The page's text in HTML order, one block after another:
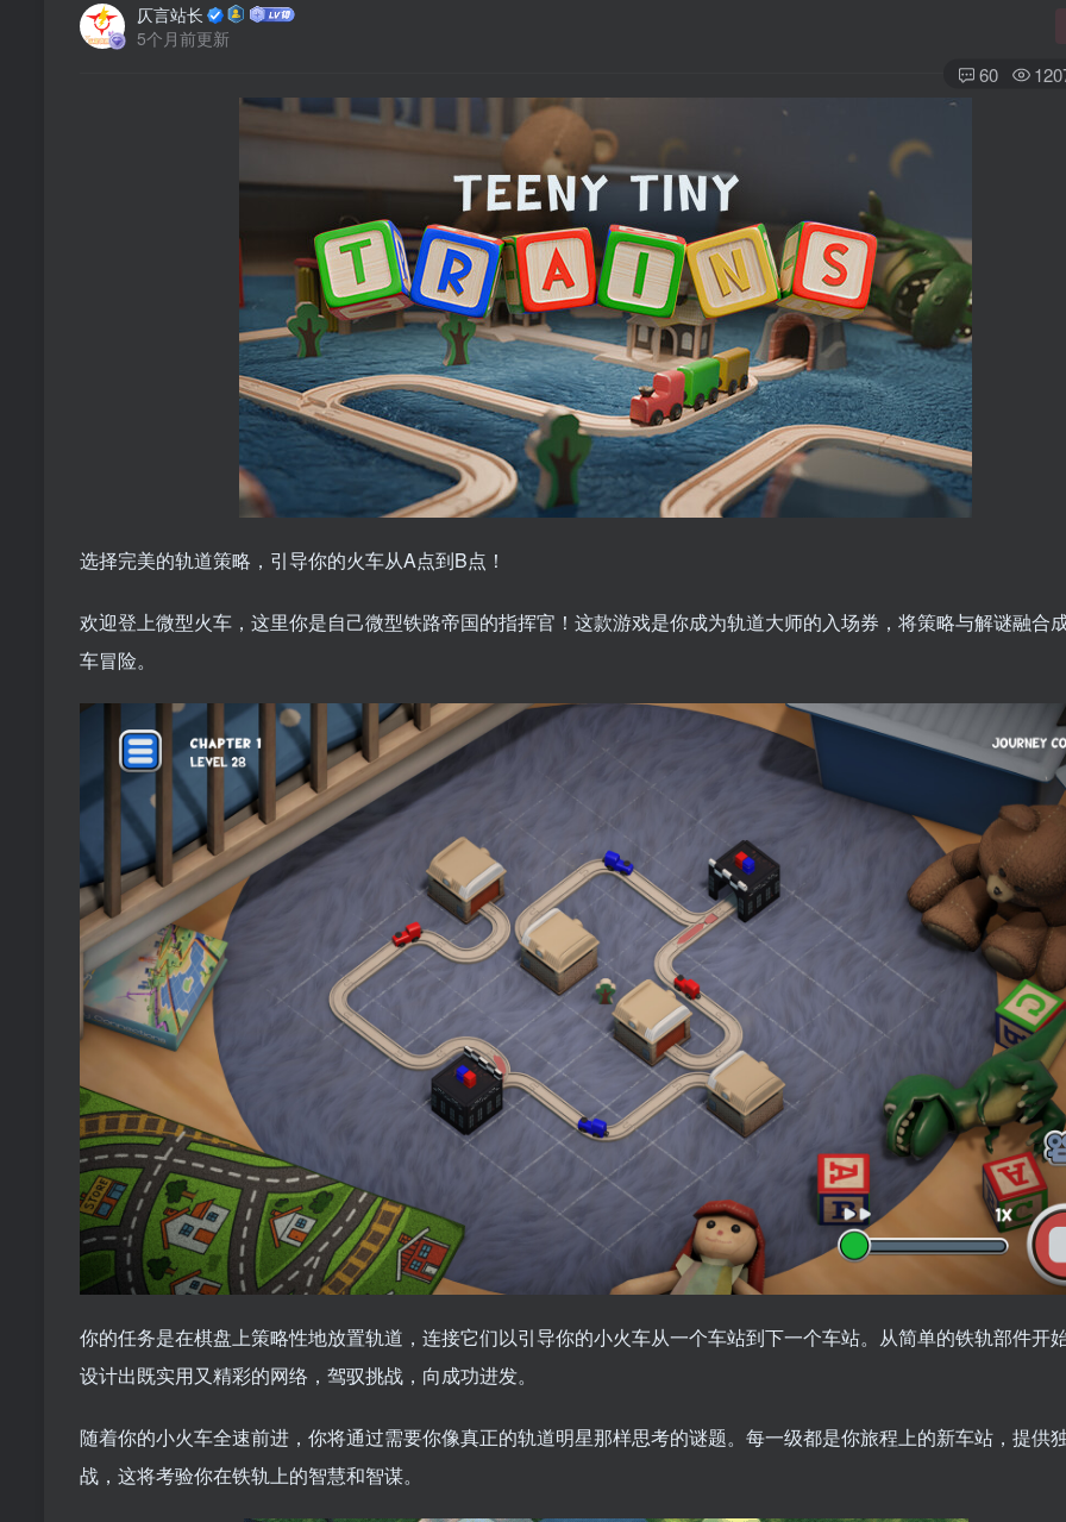
仄言站长
5个月前更新
60
选择完美的轨道策略，引导你的火车从A点到B点！
欢迎登上微型火车，这里你是自己微型铁路帝国的指挥官！这款游戏是你成为轨道大师的入场券，将策略与解谜融合
车冒险。
你的任务是在棋盘上策略性地放置轨道，连接它们以引导你的小火车从一个车站到下一个车站。从简单的铁轨部件开
设计出既实用又精彩的网络，驾驭挑战，向成功进发。
随着你的小火车全速前进，你将通过需要你像真正的轨道明星那样思考的谜题。每一级都是你旅程上的新车站，提供
战，这将考验你在铁轨上的智慧和智谋。